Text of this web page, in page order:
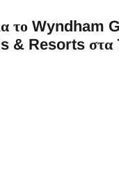
το
& Resorts